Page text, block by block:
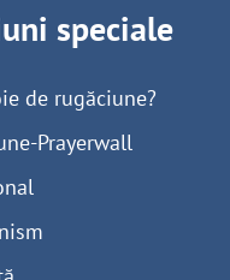
speciale
de rugăciune?
Prayerwall